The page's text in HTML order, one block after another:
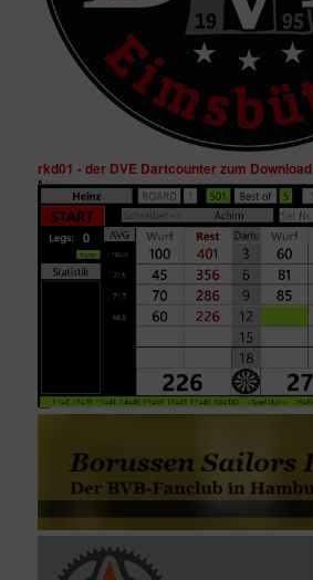
rkd01 - der DVE Dartcounter zum Download